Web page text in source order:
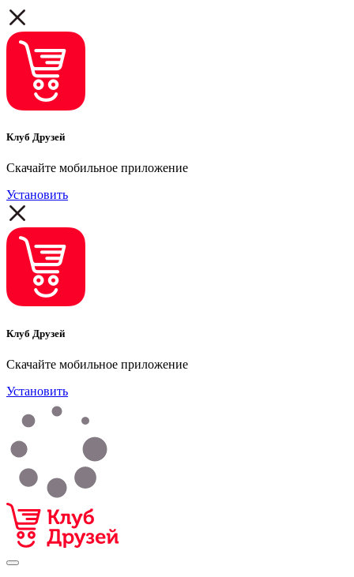
Клуб Друзей
Скачайте мобильное приложение
Установить
Клуб Друзей
Скачайте мобильное приложение
Установить